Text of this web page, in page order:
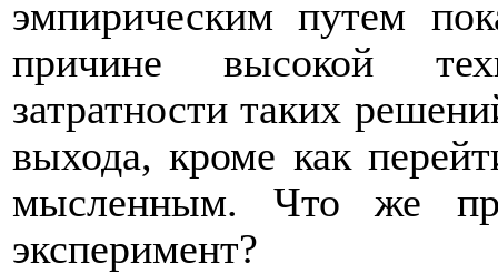
эмпирическим путем
причине высокой
затратности таких
выхода, кроме как
мысленным. Что же
эксперимент?